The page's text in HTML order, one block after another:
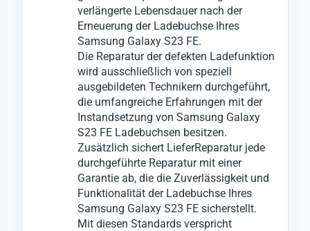
verlängerte Lebensdauer nach der
Erneuerung der Ladebuchse Ihres
Samsung Galaxy S23 FE.
Die Reparatur der defekten Ladefunktion
wird ausschließlich von speziell
ausgebildeten Technikern durchgeführt,
die umfangreiche Erfahrungen mit der
Instandsetzung von Samsung Galaxy
S23 FE Ladebuchsen besitzen.
Zusätzlich sichert LieferReparatur jede
durchgeführte Reparatur mit einer
Garantie ab, die die Zuverlässigkeit und
Funktionalität der Ladebuchse Ihres
Samsung Galaxy S23 FE sicherstellt.
Mit diesen Standards verspricht